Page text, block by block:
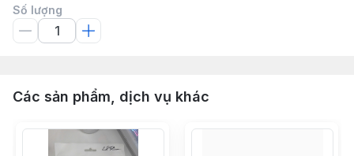
Số lượng
Các sản phẩm, dịch vụ khác